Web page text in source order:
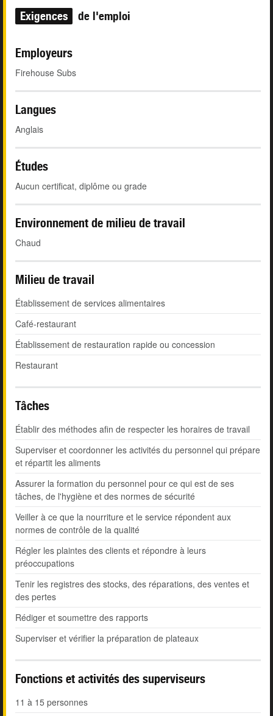
Exigences de l'emploi
Employeurs
Firehouse Subs
Langues
Anglais
Études
Aucun certificat, diplôme ou grade
Environnement de milieu de travail
Chaud
Milieu de travail
Établissement de services alimentaires
Café-restaurant
Établissement de restauration rapide ou concession
Restaurant
Tâches
Établir des méthodes afin de respecter les horaires de travail
Superviser et coordonner les activités du personnel qui prépare
et répartit les aliments
Assurer la formation du personnel pour ce qui est de ses
tâches, de l'hygiène et des normes de sécurité
Veiller à ce que la nourriture et le service répondent aux
normes de contrôle de la qualité
Régler les plaintes des clients et répondre à leurs
préoccupations
Tenir les registres des stocks, des réparations, des ventes et
des pertes
Rédiger et soumettre des rapports
Superviser et vérifier la préparation de plateaux
Fonctions et activités des superviseurs
11 à 15 personnes